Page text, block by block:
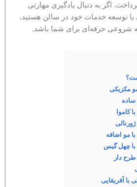
اگر به دنبال یادگیری مهارتی
یا توسعه خدمات خود در سالن هستید،
شروعی حرفه‌ای برای شما باشد.
مکزیکی
ساده
کاموا
مو اضافه
با چهل گیس
دار
با آفریقایی